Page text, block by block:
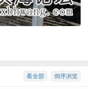
倒序浏览
看全部